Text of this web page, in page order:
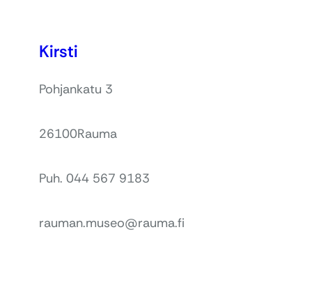
Kirsti
Pohjankatu 3
26100Rauma
Puh. 044 567 9183
rauman.museo@rauma.fi